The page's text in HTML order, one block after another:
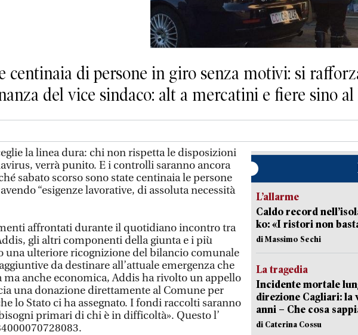
centinaia di persone in giro senza motivi: si
del vice sindaco: alt a mercatini e fiere sino al
la linea dura: chi non rispetta le disposizioni
verrà punito. E i controlli saranno ancora
sabato scorso sono state centinaia le persone
“esigenze lavorative, di assoluta necessità
affrontati durante il quotidiano incontro tra
gli altri componenti della giunta e i più
una ulteriore ricognizione del bilancio comunale
da destinare all’attuale emergenza che
ma anche economica, Addis ha rivolto un appello
una donazione direttamente al Comune per
lo Stato ci ha assegnato. I fondi raccolti saranno
primari di chi è in difficoltà». Questo l’
L’allarme
Caldo record
ko: «I ristori non
di Massimo Sechi
La tragedia
Incidente mortale
direzione Cagliari: la
anni – Che cosa
di Caterina Cossu